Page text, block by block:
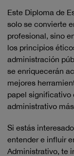
Este Diploma de
solo se convierte
profesional, sino
los principios
administración
se enriquecerán
mejores
papel significativo
administrativo
Si estás
entender e influir
Administrativo, te